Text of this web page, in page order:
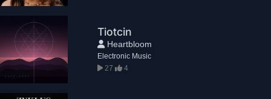
Tiotcin
Heartbloom
Electronic Music
27
4